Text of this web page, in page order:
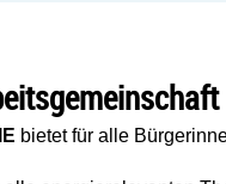
bietet für alle